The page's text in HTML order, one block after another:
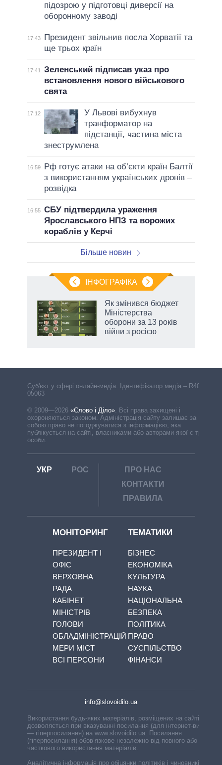
підозрою у підготовці диверсії на
оборонному заводі
17:43
Президент звільнив посла Хорватії та
ще трьох країн
17:41
Зеленський підписав указ про
встановлення нового військового
свята
17:12
У Львові вибухнув
транформатор на
підстанції, частина міста
знеструмлена
16:59
Рф готує атаки на об’єкти країн Балтії
з використанням українських дронів –
розвідка
16:55 СБУ підтвердила ураження
Ярославського НПЗ та ворожих
кораблів у Керчі
Більше новин
ІНФОГРАФІКА
Як змінився бюджет
Міністерства
оборони за 13 років
війни з росією
Cуб'єкт у сфері онлайн-медіа. Ідентифікатор медіа – R40-
05063
© 2009—2026 «Слово і Діло». Всі права захищені і
охороняються законом. Адміністрація сайту залишає за
собою право не погоджуватися з інформацією, яка
публікується на сайті, власниками або авторами якої є треті
особи.
УКР РОС
ПРО НАС
КОНТАКТИ
ПРАВИЛА
МОНІТОРИНГ
ПРЕЗИДЕНТ І
ОФІС
ВЕРХОВНА
РАДА
КАБІНЕТ
МІНІСТРІВ
ГОЛОВИ
ОБЛАДМІНІСТРАЦІЙ
МЕРИ МІСТ
ВСІ ПЕРСОНИ
ТЕМАТИКИ
БІЗНЕС
ЕКОНОМІКА
КУЛЬТУРА
НАУКА
НАЦІОНАЛЬНА
БЕЗПЕКА
ПОЛІТИКА
ПРАВО
СУСПІЛЬСТВО
ФІНАНСИ
info@slovoidilo.ua
Використання будь-яких матеріалів, розміщених на сайті,
дозволяється при вказуванні посилання (для інтернет-видань
— гіперпосилання) на www.slovoidilo.ua. Посилання
(гіперпосилання) обов’язкове незалежно від повного або
часткового використання матеріалів.
Аналітична інформація про обіцянки політиків і чиновників,